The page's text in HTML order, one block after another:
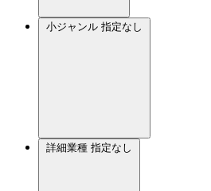
小ジャンル 指定なし
詳細業種 指定なし